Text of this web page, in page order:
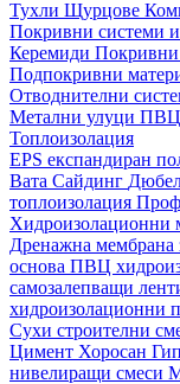
Тухли Щурцове
Покривни системи
Керемиди Покривни
Подпокривни
Отводнителни
Метални улуци ПВЦ
Топлоизолация
EPS експандиран
Вата Сайдинг
топлоизолация
Хидроизолационни
Дренажна мембрана
основа ПВЦ
самозалепващи
хидроизолационни
Сухи строителни
Цимент Хоросан
нивелиращи смеси